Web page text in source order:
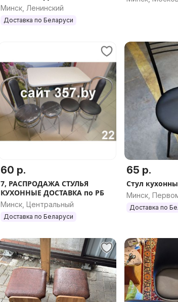
Минск, Ленинский
Доставка по Беларуси
60 р.
7, РАСПРОДАЖА СТУЛЬЯ
КУХОННЫЕ ДОСТАВКА по РБ
Минск, Центральный
Доставка по Беларуси
65 р.
Стул
Минск,
Доставка по